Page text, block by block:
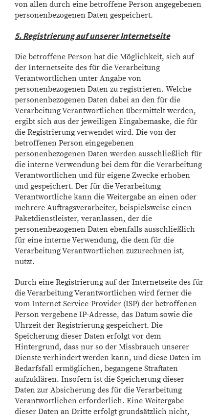
von allen durch eine betroffene Person angegebenen
personenbezogenen Daten gespeichert.
5. Registrierung auf unserer Internetseite
Die betroffene Person hat die Möglichkeit, sich auf
der Internetseite des für die Verarbeitung
Verantwortlichen unter Angabe von
personenbezogenen Daten zu registrieren. Welche
personenbezogenen Daten dabei an den für die
Verarbeitung Verantwortlichen übermittelt werden,
ergibt sich aus der jeweiligen Eingabemaske, die für
die Registrierung verwendet wird. Die von der
betroffenen Person eingegebenen
personenbezogenen Daten werden ausschließlich für
die interne Verwendung bei dem für die Verarbeitung
Verantwortlichen und für eigene Zwecke erhoben
und gespeichert. Der für die Verarbeitung
Verantwortliche kann die Weitergabe an einen oder
mehrere Auftragsverarbeiter, beispielsweise einen
Paketdienstleister, veranlassen, der die
personenbezogenen Daten ebenfalls ausschließlich
für eine interne Verwendung, die dem für die
Verarbeitung Verantwortlichen zuzurechnen ist,
nutzt.
Durch eine Registrierung auf der Internetseite des für
die Verarbeitung Verantwortlichen wird ferner die
vom Internet-Service-Provider (ISP) der betroffenen
Person vergebene IP-Adresse, das Datum sowie die
Uhrzeit der Registrierung gespeichert. Die
Speicherung dieser Daten erfolgt vor dem
Hintergrund, dass nur so der Missbrauch unserer
Dienste verhindert werden kann, und diese Daten im
Bedarfsfall ermöglichen, begangene Straftaten
aufzuklären. Insofern ist die Speicherung dieser
Daten zur Absicherung des für die Verarbeitung
Verantwortlichen erforderlich. Eine Weitergabe
dieser Daten an Dritte erfolgt grundsätzlich nicht,